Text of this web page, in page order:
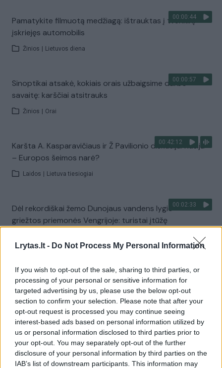
Lrytas.lt - Do Not Process My Personal Information
If you wish to opt-out of the sale, sharing to third parties, or
processing of your personal or sensitive information for
targeted advertising by us, please use the below opt-out
section to confirm your selection. Please note that after your
opt-out request is processed you may continue seeing
interest-based ads based on personal information utilized by
us or personal information disclosed to third parties prior to
your opt-out. You may separately opt-out of the further
disclosure of your personal information by third parties on the
IAB’s list of downstream participants. This information may
00:00:44
Pamatykite filmuotą medžiagą: ištrauktas į tvenkinį
įskriejęs automobilis
Žinios Lietuvos diena
00:00:57
Sinoptikai atsakė, kokiais orais užbaigsime darbo
savaitę: karščiai atsitrauks
Žinios Orai
00:42:12
Karšta A. Kasparavičiaus ir Ž Pavilionio diskusija: Rusija
– Europos šeimos narė?
Laidos Lietuva tiesiogiai
00:02:33
Dėl rekordiškai žemo Dunojaus vandens lygio –
griežtos priemonės Vengrijoje: turistai įtūžę
Visi įrašai
Žiūrimiausi įrašai
Vaizdai iš tragiškos avarijos Vilniaus r.: dviejų moterų ir
vaiko gyvybių išgelbėti nepavyko